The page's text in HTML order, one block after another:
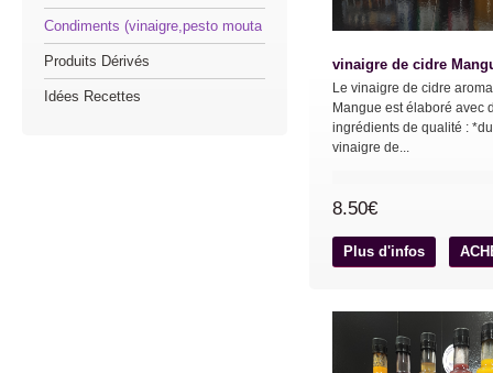
vinaigre de cidre
Le vinaigre de cidre
Mangue est élaboré avec
ingrédients de qualité : *du
vinaigre de...
8.50€
Plus d'infos
Condiments (vinaigre,pesto mouta
Produits Dérivés
Idées Recettes